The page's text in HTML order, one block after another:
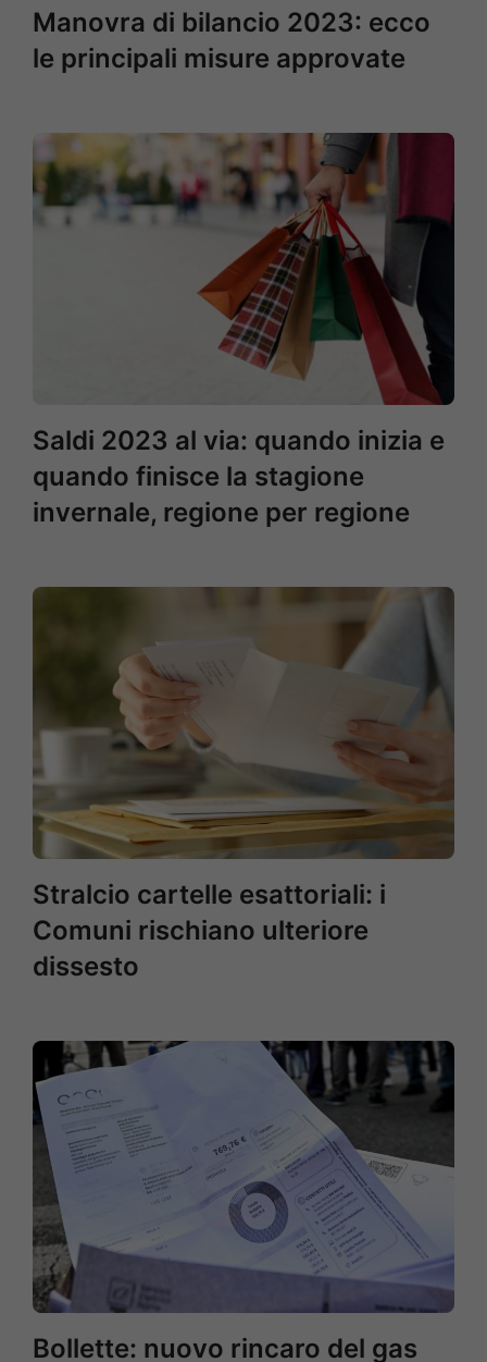
Manovra di bilancio 2023: ecco
le principali misure approvate
Saldi 2023 al via: quando inizia e
quando finisce la stagione
invernale, regione per regione
Stralcio cartelle esattoriali: i
Comuni rischiano ulteriore
dissesto
Bollette: nuovo rincaro del gas